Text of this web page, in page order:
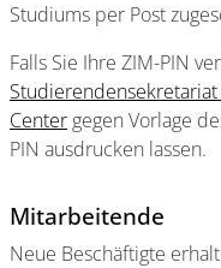
Studiums per Post
Falls Sie Ihre ZIM-PIN
Center gegen Vorlage
PIN ausdrucken lassen.
Mitarbeitende
Neue Beschäftigte